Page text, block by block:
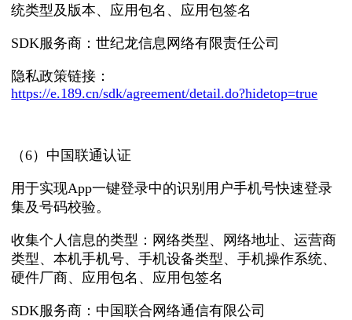
统类型及版本、应用包名、应用包签名
SDK服务商：世纪龙信息网络有限责任公司
隐私政策链接：
https://e.189.cn/sdk/agreement/detail.do?hidetop=true
（6）中国联通认证
用于实现App一键登录中的识别用户手机号快速登录
集及号码校验。
收集个人信息的类型：网络类型、网络地址、运营商
类型、本机手机号、手机设备类型、手机操作系统、
硬件厂商、应用包名、应用包签名
SDK服务商：中国联合网络通信有限公司